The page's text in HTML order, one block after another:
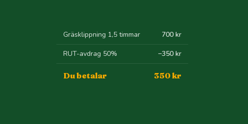
Gräsklippning 1,5 timmar 700 kr
RUT-avdrag 50% −350 kr
Du betalar 350 kr